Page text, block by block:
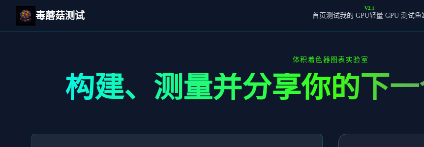
毒蘑菇测试 首页测试我的 GPU
V2.1
轻量 GPU 测试鱼
体积着色器图表实验室
构建、测量并分享你的下